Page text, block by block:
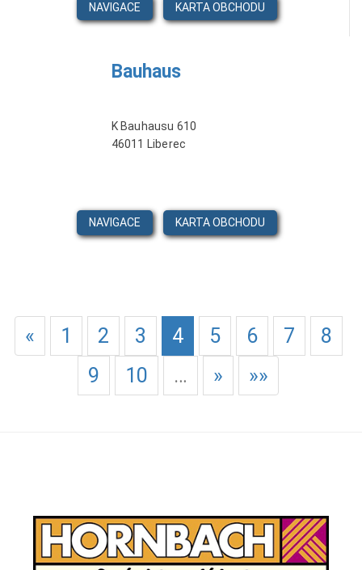
NAVIGACE KARTA OBCHODU
Bauhaus
K Bauhausu 610
46011 Liberec
NAVIGACE KARTA OBCHODU
« 1 2 3 4 5 6 7
8
9
10 … » »»